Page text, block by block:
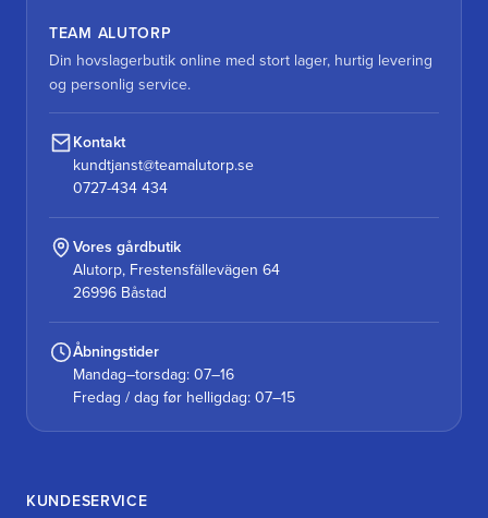
TEAM ALUTORP
Din hovslagerbutik online med stort lager, hurtig levering
og personlig service.
Kontakt
kundtjanst@teamalutorp.se
0727-434 434
Vores gårdbutik
Alutorp, Frestensfällevägen 64
26996 Båstad
Åbningstider
Mandag–torsdag: 07–16
Fredag / dag før helligdag: 07–15
KUNDESERVICE